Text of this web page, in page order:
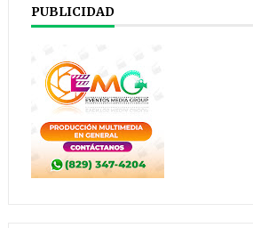
PUBLICIDAD